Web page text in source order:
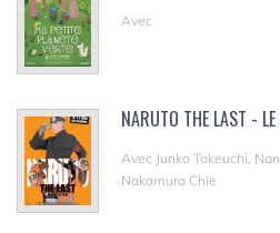
Avec
NARUTO THE LAST -
Avec Junko Takeuchi,
Nakamura Chie